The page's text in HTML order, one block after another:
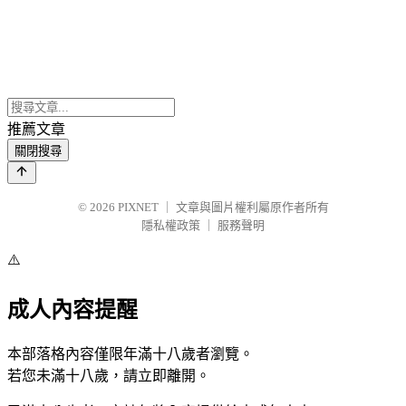
推薦文章
關閉搜尋
© 2026 PIXNET
文章與圖片權利屬原作者所有
隱私權政策
服務聲明
⚠️
成人內容提醒
本部落格內容僅限年滿十八歲者瀏覽。
若您未滿十八歲，請立即離開。